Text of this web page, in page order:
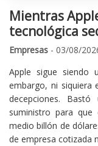
Mientras
tecnológica
Empresas - 03/08/
Apple sigue siendo
embargo, ni siquiera
decepciones.
suministro para
medio billón de
de empresa cotizada